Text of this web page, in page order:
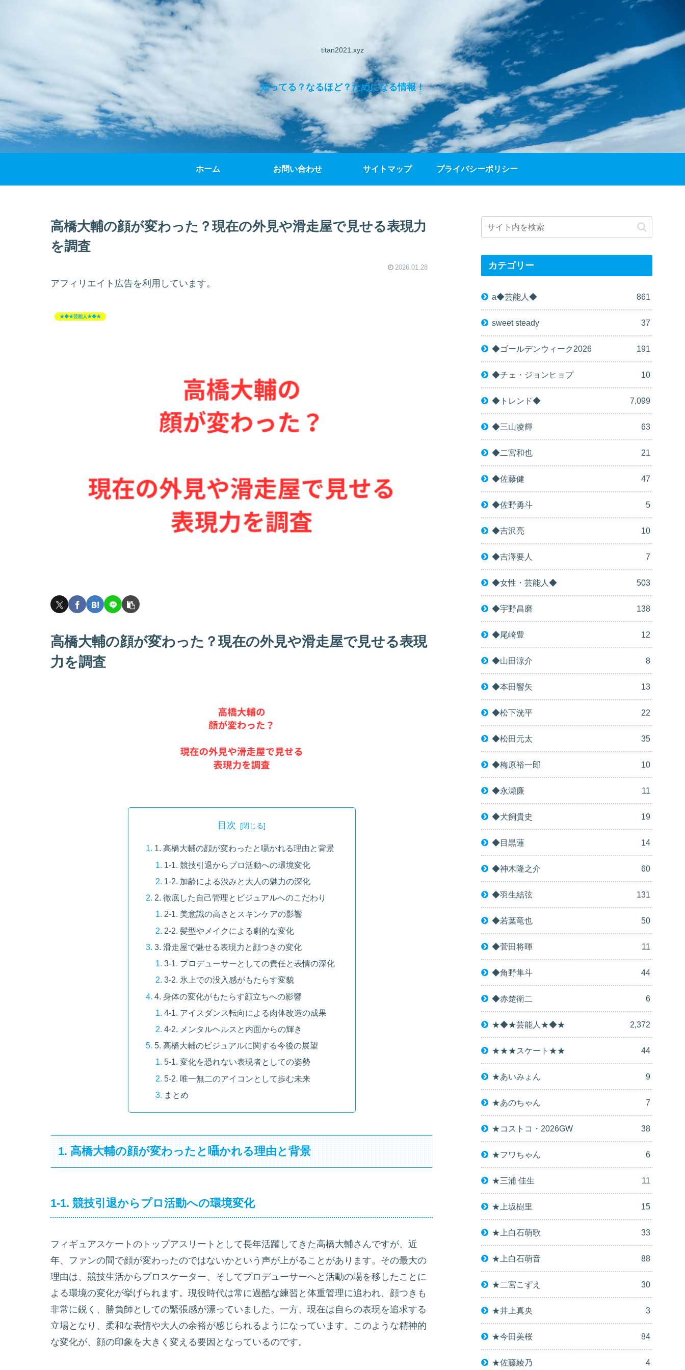
titan2021.xyz
知ってる？なるほど？ためになる情報！
ホーム お問い合わせ サイトマップ プライバシーポリシー
高橋大輔の顔が変わった？現在の外見や滑走屋で見せる表現力
を調査
2026.01.28
アフィリエイト広告を利用しています。
★◆★芸能人★◆★
高橋大輔の顔が変わった？現在の外見や滑走屋で見せる表現
力を調査
目次
1. 高橋大輔の顔が変わったと囁かれる理由と背景
1-1. 競技引退からプロ活動への環境変化
1-2. 加齢による渋みと大人の魅力の深化
2. 徹底した自己管理とビジュアルへのこだわり
2-1. 美意識の高さとスキンケアの影響
2-2. 髪型やメイクによる劇的な変化
3. 滑走屋で魅せる表現力と顔つきの変化
3-1. プロデューサーとしての責任と表情の深化
3-2. 氷上での没入感がもたらす変貌
4. 身体の変化がもたらす顔立ちへの影響
4-1. アイスダンス転向による肉体改造の成果
4-2. メンタルヘルスと内面からの輝き
5. 高橋大輔のビジュアルに関する今後の展望
5-1. 変化を恐れない表現者としての姿勢
5-2. 唯一無二のアイコンとして歩む未来
まとめ
1. 高橋大輔の顔が変わったと囁かれる理由と背景
1-1. 競技引退からプロ活動への環境変化
フィギュアスケートのトップアスリートとして長年活躍してきた高橋大輔さんですが、近
年、ファンの間で顔が変わったのではないかという声が上がることがあります。その最大の
理由は、競技生活からプロスケーター、そしてプロデューサーへと活動の場を移したことに
よる環境の変化が挙げられます。現役時代は常に過酷な練習と体重管理に追われ、顔つきも
非常に鋭く、勝負師としての緊張感が漂っていました。一方、現在は自らの表現を追求する
立場となり、柔和な表情や大人の余裕が感じられるようになっています。このような精神的
な変化が、顔の印象を大きく変える要因となっているのです。
カテゴリー
a◆芸能人◆ 861
sweet steady 37
◆ゴールデンウィーク2026 191
◆チェ・ジョンヒョプ 10
◆トレンド◆ 7,099
◆三山凌輝 63
◆二宮和也 21
◆佐藤健 47
◆佐野勇斗 5
◆吉沢亮 10
◆吉澤要人 7
◆女性・芸能人◆ 503
◆宇野昌磨 138
◆尾崎豊 12
◆山田涼介 8
◆本田響矢 13
◆松下洸平 22
◆松田元太 35
◆梅原裕一郎 10
◆永瀬廉 11
◆犬飼貴史 19
◆目黒蓮 14
◆神木隆之介 60
◆羽生結弦 131
◆若葉竜也 50
◆菅田将暉 11
◆角野隼斗 44
◆赤楚衛二 6
★◆★芸能人★◆★ 2,372
★★★スケート★★ 44
★あいみょん 9
★あのちゃん 7
★コストコ・2026GW 38
★フワちゃん 6
★三浦 佳生 11
★上坂樹里 15
★上白石萌歌 33
★上白石萌音 88
★二宮こずえ 30
★井上真央 3
★今田美桜 84
★佐藤綾乃 4